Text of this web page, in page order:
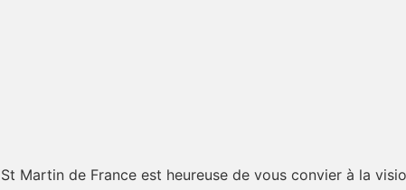
St Martin de France est heureuse de vous convier à la